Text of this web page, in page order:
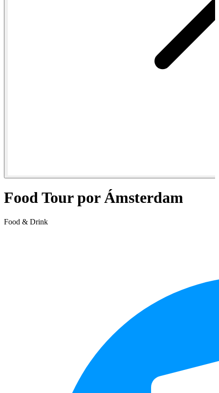
Food Tour por Ámsterdam
Food & Drink